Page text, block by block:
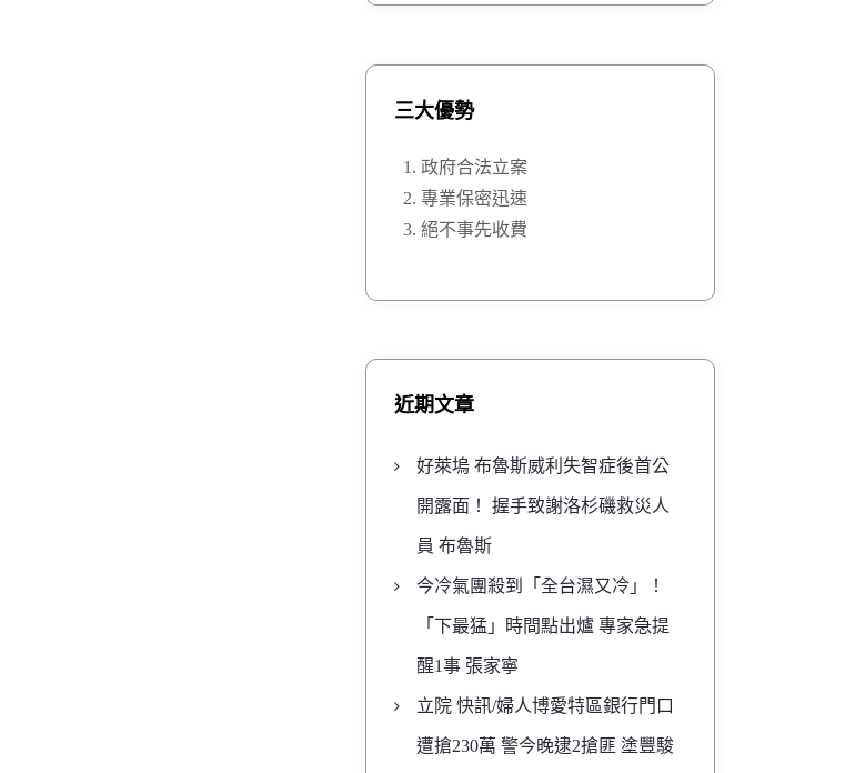
三大優勢
政府合法立案
專業保密迅速
絕不事先收費
近期文章
好萊塢 布魯斯威利失智症後首公
開露面！ 握手致謝洛杉磯救災人
員 布魯斯
今冷氣團殺到「全台濕又冷」！
「下最猛」時間點出爐 專家急提
醒1事 張家寧
立院 快訊/婦人博愛特區銀行門口
遭搶230萬 警今晚逮2搶匪 塗豐駿